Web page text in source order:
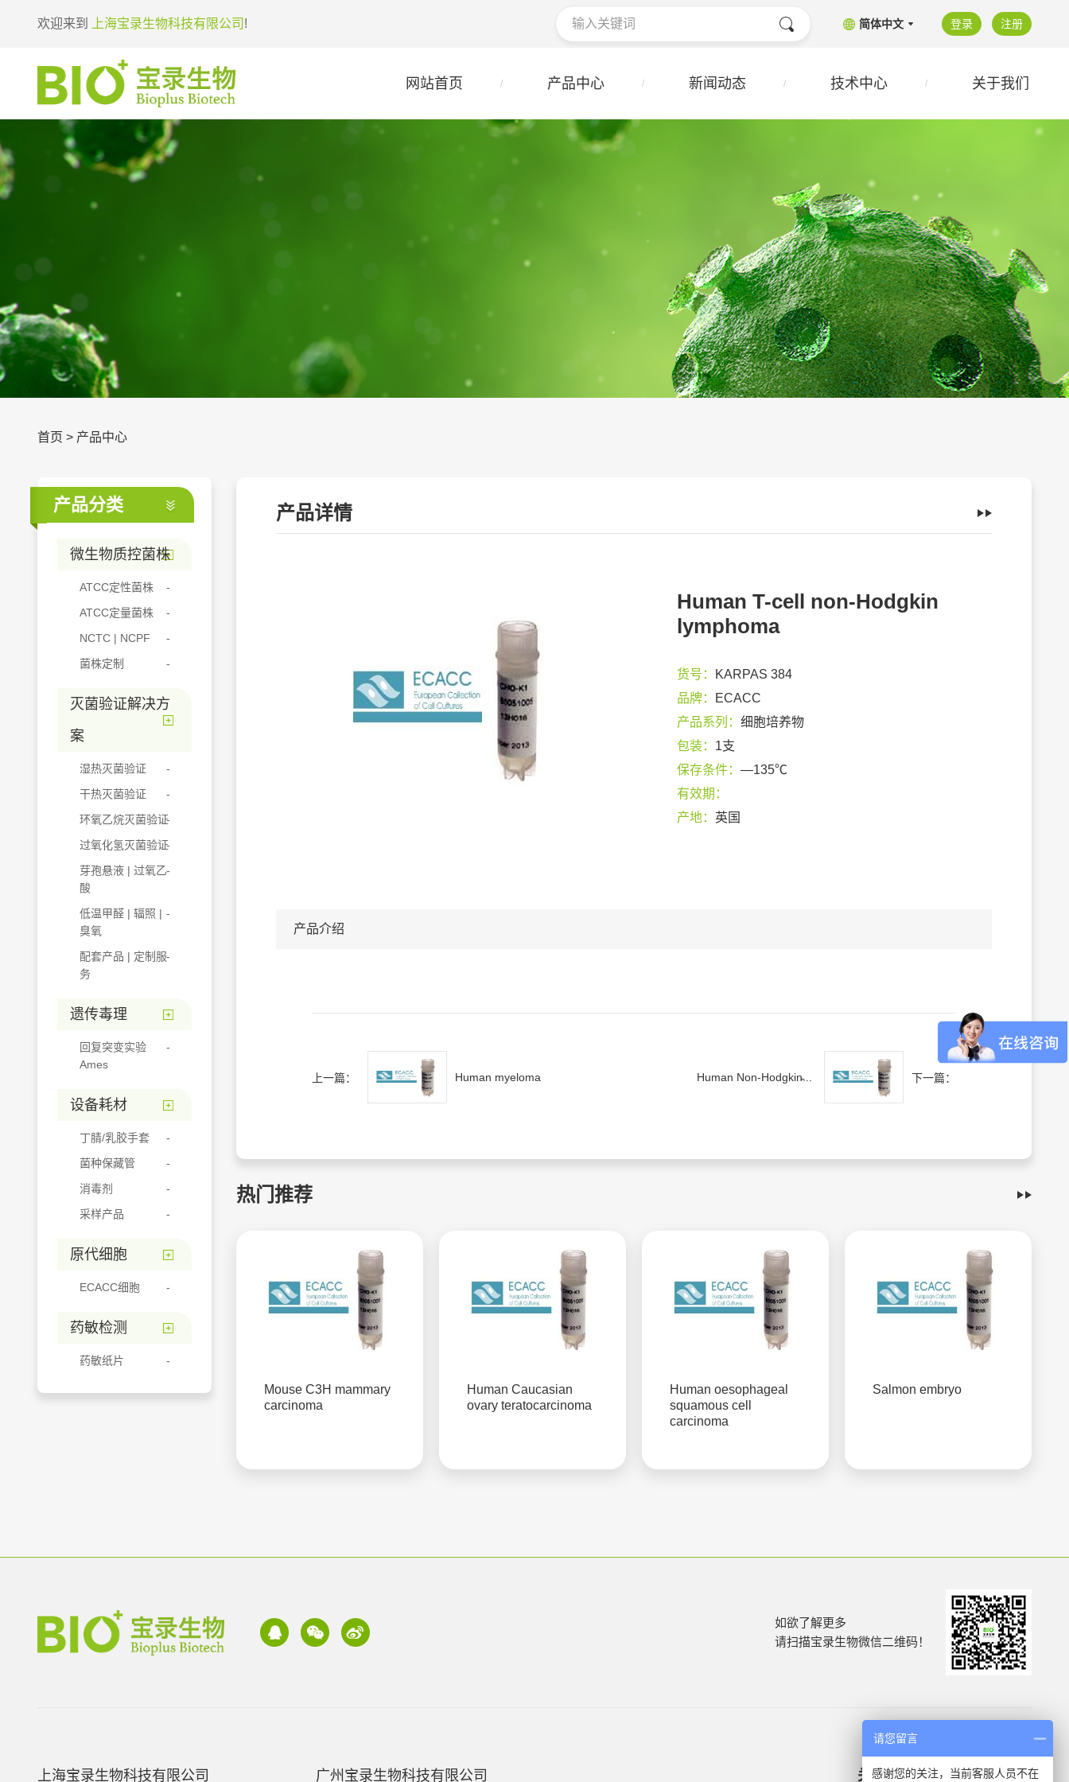
欢迎来到 上海宝录生物科技有限公司 ! 简体中文 登录 注册
网站首页 产品中心 新闻动态 技术中心 关于我们
首页 > 产品中心
产品分类
微生物质控菌株
ATCC定性菌株
ATCC定量菌株
NCTC | NCPF
菌株定制
灭菌验证解决方
案
湿热灭菌验证
干热灭菌验证
环氧乙烷灭菌验证
过氧化氢灭菌验证
芽孢悬液 | 过氧乙
酸
低温甲醛 | 辐照 |
臭氧
配套产品 | 定制服
务
遗传毒理
回复突变实验
Ames
设备耗材
丁腈/乳胶手套
菌种保藏管
消毒剂
采样产品
原代细胞
ECACC细胞
药敏检测
药敏纸片
产品详情
Human T-cell non-Hodgkin
lymphoma
货号：
KARPAS 384
品牌：
ECACC
产品系列： 细胞培养物
包装： 1支
保存条件： —135℃
有效期：
产地： 英国
产品介绍
上一篇： Human myeloma Human Non-Hodgkin̵... 下一篇：
热门推荐
Mouse C3H mammary
carcinoma
Human Caucasian
ovary teratocarcinoma
Human oesophageal
squamous cell
carcinoma
Salmon embryo
如欲了解更多
请扫描宝录生物微信二维码！
上海宝录生物科技有限公司 广州宝录生物科技有限公司 关于我们 产品信息
请您留言
感谢您的关注，当前客服人员不在